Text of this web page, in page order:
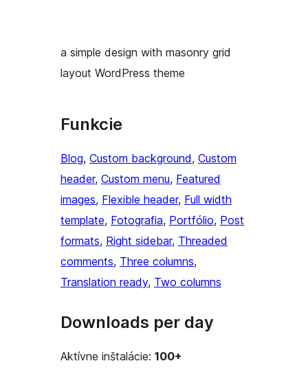
a simple design with masonry grid
layout WordPress theme
Funkcie
Blog, Custom background, Custom
header, Custom menu, Featured
images, Flexible header, Full width
template, Fotografia, Portfólio, Post
formats, Right sidebar, Threaded
comments, Three columns
Translation ready, Two columns
Downloads per day
Aktívne inštalácie: 100+